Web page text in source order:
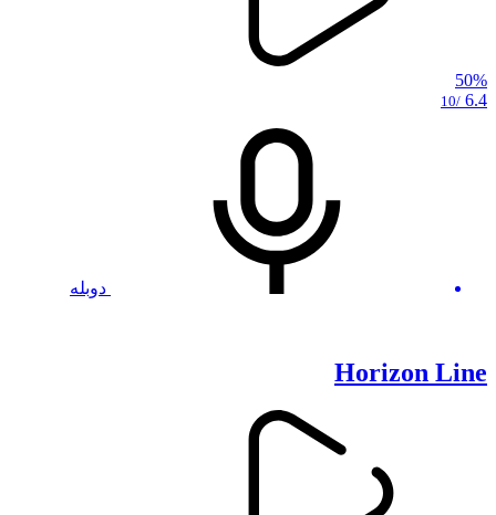
50%
6.4
/10
دوبله
Horizon Line